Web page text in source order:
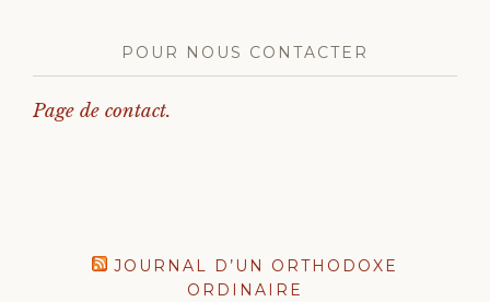
POUR NOUS CONTACTER
Page de contact.
JOURNAL D’UN ORTHODOXE
ORDINAIRE